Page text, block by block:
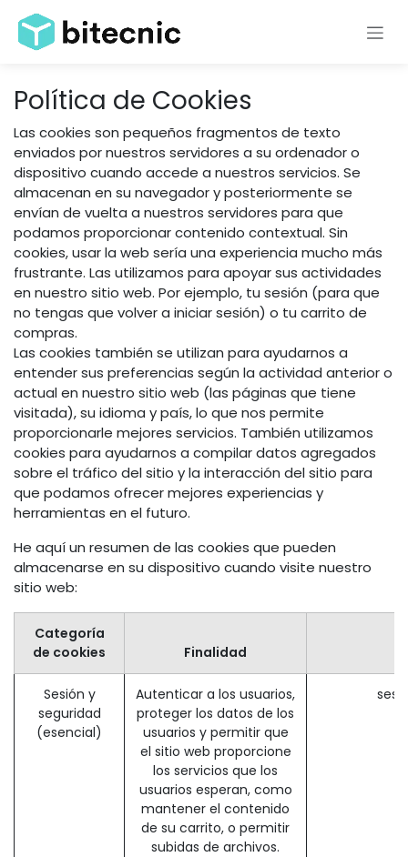
Política de Cookies
Las cookies son pequeños fragmentos de texto
enviados por nuestros servidores a su ordenador o
dispositivo cuando accede a nuestros servicios. Se
almacenan en su navegador y posteriormente se
envían de vuelta a nuestros servidores para que
podamos proporcionar contenido contextual. Sin
cookies, usar la web sería una experiencia mucho más
frustrante. Las utilizamos para apoyar sus actividades
en nuestro sitio web. Por ejemplo, tu sesión (para que
no tengas que volver a iniciar sesión) o tu carrito de
compras.
Las cookies también se utilizan para ayudarnos a
entender sus preferencias según la actividad anterior o
actual en nuestro sitio web (las páginas que tiene
visitada), su idioma y país, lo que nos permite
proporcionarle mejores servicios. También utilizamos
cookies para ayudarnos a compilar datos agregados
sobre el tráfico del sitio y la interacción del sitio para
que podamos ofrecer mejores experiencias y
herramientas en el futuro.
He aquí un resumen de las cookies que pueden
almacenarse en su dispositivo cuando visite nuestro
sitio web:
Categoría
de cookies
Finalidad
Sesión y
seguridad
(esencial)
Autenticar a los usuarios,
proteger los datos de los
usuarios y permitir que
el sitio web proporcione
los servicios que los
usuarios esperan, como
mantener el contenido
de su carrito, o permitir
subidas de archivos.